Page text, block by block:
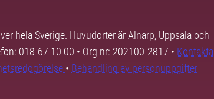
hela Sverige. Huvudorter är Alnarp, Uppsala och
018-67 10 00 • Org nr: 202100-2817 • Kontakta
• Behandling av personuppgifter